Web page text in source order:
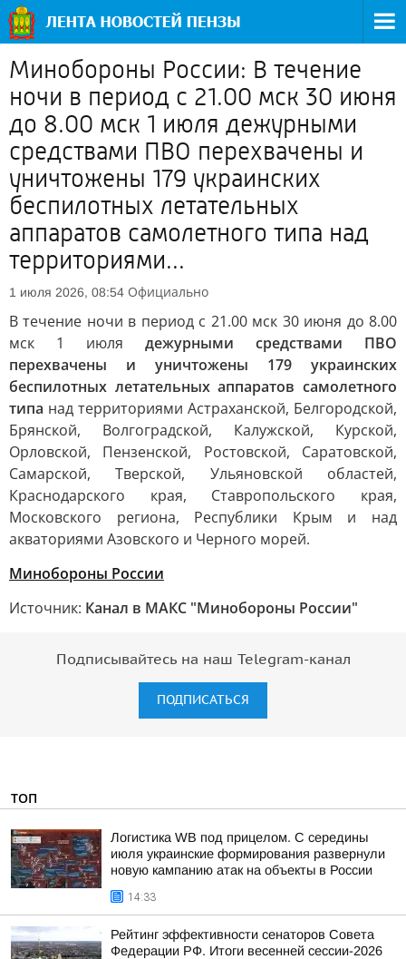
Минобороны России: В течение
ночи в период с 21.00 мск 30 июня
до 8.00 мск 1 июля дежурными
средствами ПВО перехвачены и
уничтожены 179 украинских
беспилотных летательных
аппаратов самолетного типа над
территориями...
1 июля 2026, 08:54 Официально
В течение ночи в период с 21.00 мск 30 июня до 8.00
мск 1 июля дежурными средствами ПВО
перехвачены и уничтожены 179 украинских
беспилотных летательных аппаратов самолетного
типа над территориями Астраханской, Белгородской,
Брянской, Волгоградской, Калужской, Курской,
Орловской, Пензенской, Ростовской, Саратовской,
Самарской, Тверской, Ульяновской областей,
Краснодарского края, Ставропольского края,
Московского региона, Республики Крым и над
акваториями Азовского и Черного морей.
Минобороны России
Источник: Канал в МАКС "Минобороны России"
Подписывайтесь на наш Telegram-канал
ПОДПИСАТЬСЯ
ТОП
Логистика WB под прицелом. С середины
июля украинские формирования развернули
новую кампанию атак на объекты в России
14:33
Рейтинг эффективности сенаторов Совета
Федерации РФ. Итоги весенней сессии-2026